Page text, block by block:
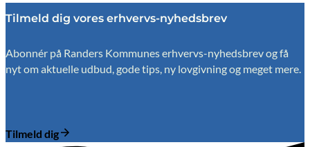
Tilmeld dig vores erhvervs-nyhedsbrev
Abonnér på Randers Kommunes erhvervs-nyhedsbrev og få
nyt om aktuelle udbud, gode tips, ny lovgivning og meget mere.
Tilmeld dig